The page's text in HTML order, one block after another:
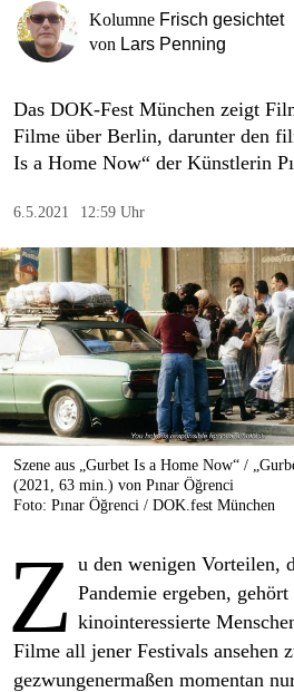
gesellschaft
sport
nord
wahrheit
verlag
verlag
veranstaltungen
shop
fragen & hilfe
unterstützen
abo
genossenschaft
Kolumne Frisch gesichtet
von Lars Penning
Das DOK-Fest München zeigt
Filme über Berlin, darunter den
Is a Home Now“ der Künstlerin
6.5.2021 12:59 Uhr
Szene aus „Gurbet Is a Home Now“ /
(2021, 63 min.) von Pınar Öğrenci
Foto: Pınar Öğrenci / DOK.fest München
Z u den wenigen Vorteilen,
Pandemie ergeben,
kinointeressierte
Filme all jener Festivals ansehen
gezwungenermaßen momentan